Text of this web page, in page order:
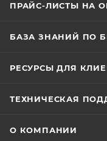
ПРАЙС-ЛИСТЫ НА
БАЗА ЗНАНИЙ ПО
РЕСУРСЫ ДЛЯ
ТЕХНИЧЕСКАЯ
О КОМПАНИИ